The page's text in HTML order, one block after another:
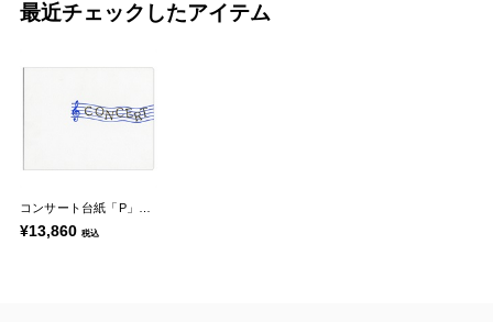
最近チェックしたアイテム
¥13,860 税込